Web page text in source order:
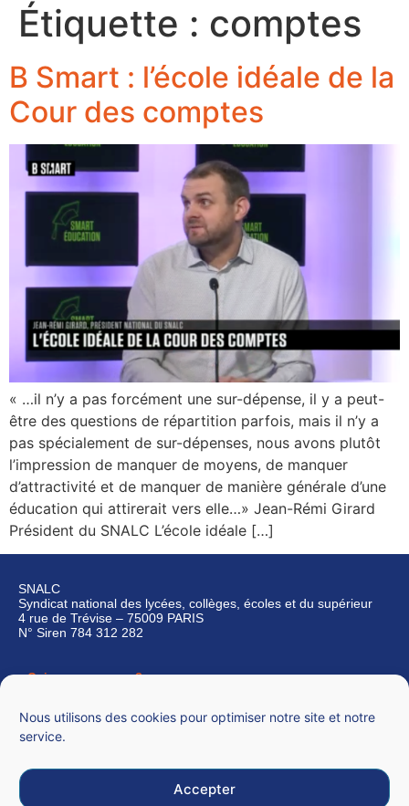
Nous utilisons des cookies pour optimiser notre site et notre
service.
Accepter
Étiquette : comptes
B Smart : l’école idéale de la
Cour des comptes
« …il n’y a pas forcément une sur-dépense, il y a peut-
être des questions de répartition parfois, mais il n’y a
pas spécialement de sur-dépenses, nous avons plutôt
l’impression de manquer de moyens, de manquer
d’attractivité et de manquer de manière générale d’une
éducation qui attirerait vers elle…» Jean-Rémi Girard
Président du SNALC L’école idéale […]
SNALC
Syndicat national des lycées, collèges, écoles et du supérieur
4 rue de Trévise – 75009 PARIS
N° Siren 784 312 282
Qui sommes-nous ?